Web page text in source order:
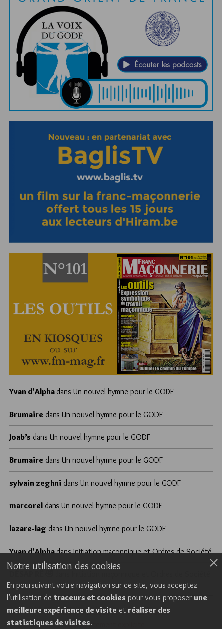
Yvan d'Alpha dans Un nouvel hymne pour le GODF
Brumaire dans Un nouvel hymne pour le GODF
Joab’s dans Un nouvel hymne pour le GODF
Brumaire dans Un nouvel hymne pour le GODF
sylvain zeghni dans Un nouvel hymne pour le GODF
marcorel dans Un nouvel hymne pour le GODF
lazare-lag dans Un nouvel hymne pour le GODF
Yvan d'AlphadansInitiation maçonnique et Ordres de Société
Cookies
Politique de confidentialité
Consentement explicite
Notre utilisation des cookies
En poursuivant votre navigation sur ce site, vous acceptez
l’utilisation de traceurs et cookies pour vous proposer une
meilleure expérience de visite et réaliser des
statistiques de visites.